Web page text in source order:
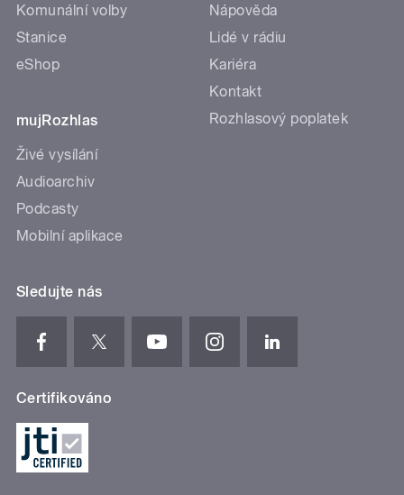
Komunální volby
Stanice
eShop
mujRozhlas
Živé vysílání
Audioarchiv
Podcasty
Mobilní aplikace
Nápověda
Lidé v rádiu
Kariéra
Kontakt
Rozhlasový poplatek
Sledujte nás
Certifikováno